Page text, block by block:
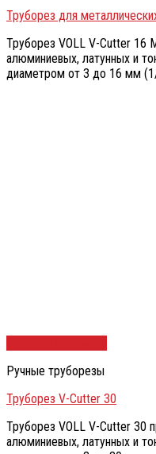
Труборез для
Труборез VOLL V-Cutter 16
алюминиевых, латунных и
диаметром от 3 до 16 мм
Ручные труборезы
Труборез V-Cutter 30
Труборез VOLL V-Cutter 30
алюминиевых, латунных и